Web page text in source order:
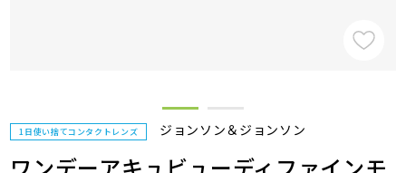
1日使い捨てコンタクトレンズ ジョンソン＆ジョンソン